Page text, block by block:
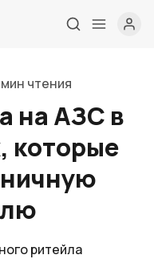
чтения
на АЗС в
которые
ритейла